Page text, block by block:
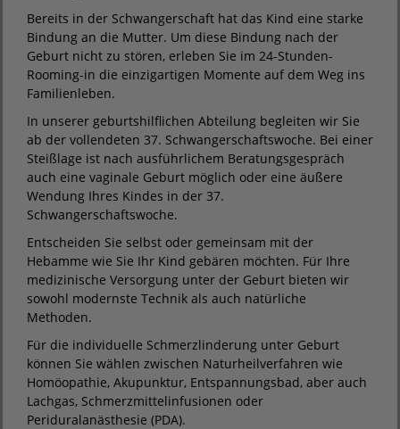
Bereits in der Schwangerschaft hat das Kind eine starke
Bindung an die Mutter. Um diese Bindung nach der
Geburt nicht zu stören, erleben Sie im 24-Stunden-
Rooming-in die einzigartigen Momente auf dem Weg ins
Familienleben.
In unserer geburtshilflichen Abteilung begleiten wir Sie
ab der vollendeten 37. Schwangerschaftswoche. Bei einer
Steißlage ist nach ausführlichem Beratungsgespräch
auch eine vaginale Geburt möglich oder eine äußere
Wendung Ihres Kindes in der 37.
Schwangerschaftswoche.
Entscheiden Sie selbst oder gemeinsam mit der
Hebamme wie Sie Ihr Kind gebären möchten. Für Ihre
medizinische Versorgung unter der Geburt bieten wir
sowohl modernste Technik als auch natürliche
Methoden.
Für die individuelle Schmerzlinderung unter Geburt
können Sie wählen zwischen Naturheilverfahren wie
Homöopathie, Akupunktur, Entspannungsbad, aber auch
Lachgas, Schmerzmittelinfusionen oder
Periduralanästhesie (PDA).